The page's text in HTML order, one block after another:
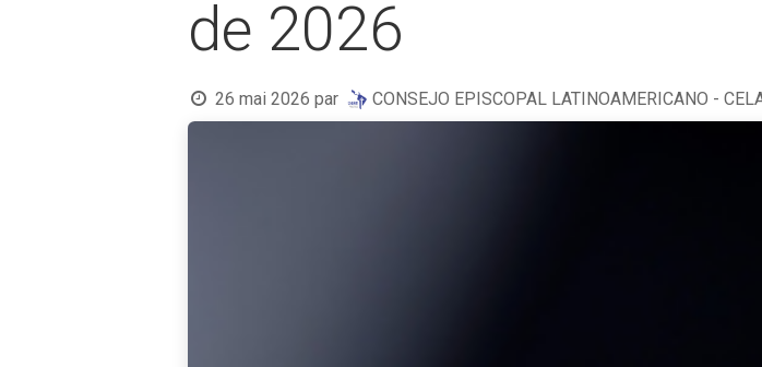
de 2026
26 mai 2026 par CONSEJO EPISCOPAL LATINOAMERICANO -